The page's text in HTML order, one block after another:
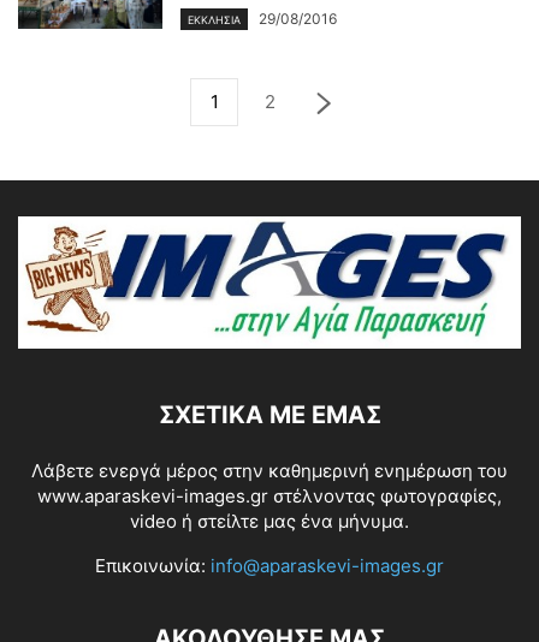
ΕΚΚΛΗΣΙΑ 29/08/2016
1 2
ΣΧΕΤΙΚΆ ΜΕ ΕΜΆΣ
Λάβετε ενεργά μέρος στην καθημερινή ενημέρωση του
www.aparaskevi-images.gr στέλνοντας φωτογραφίες,
video ή στείλτε μας ένα μήνυμα.
Επικοινωνία: info@aparaskevi-images.gr